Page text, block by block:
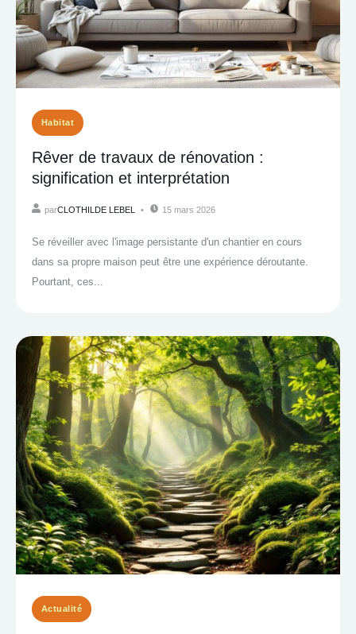
Habitat
Rêver de travaux de rénovation :
signification et interprétation
parCLOTHILDE LEBEL 15 mars 2026
Se réveiller avec l'image persistante d'un chantier en cours
dans sa propre maison peut être une expérience déroutante.
Pourtant, ces...
Actualité